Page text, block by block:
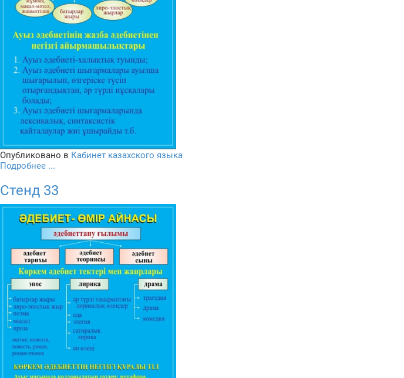
Опубликовано в Кабинет казахского языка
Подробнее ...
Стенд 33